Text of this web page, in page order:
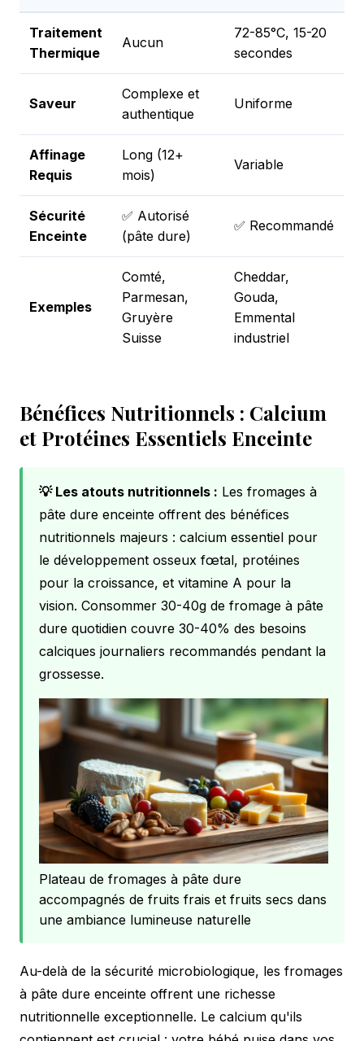
Traitement
Thermique
Aucun
72-85°C, 15-20
secondes
Saveur
Complexe et
authentique
Uniforme
Affinage
Requis
Long (12+
mois)
Variable
Sécurité
Enceinte
✅ Autorisé
(pâte dure)
✅ Recommandé
Exemples
Comté,
Parmesan,
Gruyère
Suisse
Cheddar,
Gouda,
Emmental
industriel
Bénéfices Nutritionnels : Calcium
et Protéines Essentiels Enceinte
💡 Les atouts nutritionnels : Les fromages à
pâte dure enceinte offrent des bénéfices
nutritionnels majeurs : calcium essentiel pour
le développement osseux fœtal, protéines
pour la croissance, et vitamine A pour la
vision. Consommer 30-40g de fromage à pâte
dure quotidien couvre 30-40% des besoins
calciques journaliers recommandés pendant la
grossesse.
Plateau de fromages à pâte dure
accompagnés de fruits frais et fruits secs dans
une ambiance lumineuse naturelle
Au-delà de la sécurité microbiologique, les fromages
à pâte dure enceinte offrent une richesse
nutritionnelle exceptionnelle. Le calcium qu'ils